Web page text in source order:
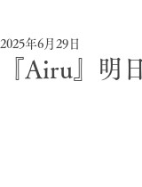
『Airu』明
2025年6月29日